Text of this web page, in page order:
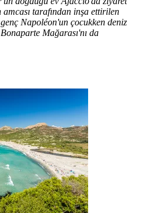
tarafından inşa ettirilen
Napoléon'un çocukken deniz
Mağarası'nı da